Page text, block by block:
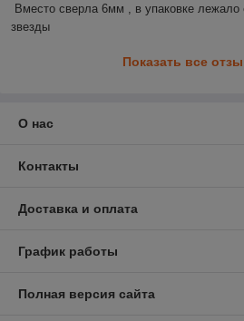
Вместо сверла 6мм , в упаковке
звезды
Показать все
О нас
Контакты
Доставка и оплата
График работы
Полная версия сайта